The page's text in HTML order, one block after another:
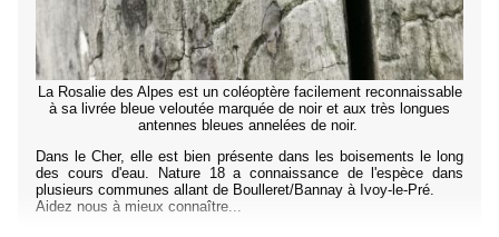
La Rosalie des Alpes est un coléoptère facilement reconnaissable
à sa livrée bleue veloutée marquée de noir et aux très longues
antennes bleues annelées de noir.
Dans le Cher, elle est bien présente dans les boisements le long
des cours d'eau. Nature 18 a connaissance de l'espèce dans
plusieurs communes allant de Boulleret/Bannay à Ivoy-le-Pré.
Aidez nous à mieux connaître...